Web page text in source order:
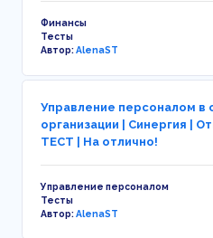
Финансы
Тесты
Автор:AlenaST
Управление персоналом в
организации | Синергия |
ТЕСТ | На отлично!
Управление персоналом
Тесты
Автор:AlenaST